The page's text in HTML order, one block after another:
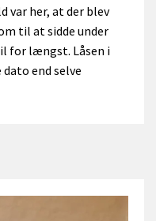
var her, at der blev
til at sidde under
for længst. Låsen i
end selve